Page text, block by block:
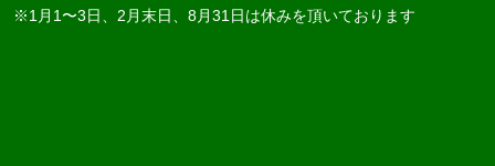
※1月1〜3日、2月末日、8月31日は休みを頂いております